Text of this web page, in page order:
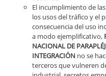
El incumplimiento de
los usos del tráfico y el
consecuencia del uso
a modo ejemplificativo,
NACIONAL DE
INTEGRACIÓN no se
terceros que vulneren